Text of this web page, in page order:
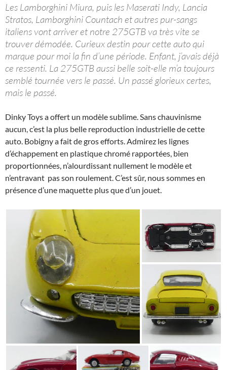
Les Lamborghini Miura, puis les Maserati Indy, Lancia
Stratos, Lamborghini Countach et autres pur-sangs
italiens vont arriver et notre 275GTB va très vite se
trouver démodée. Curieux destin pour cette auto qui
marque pour moi la fin d’une période. Enfant, j’avais déjà
ce ressenti. La 275GTB aussi belle soit-elle m’a toujours
semblé tournée vers le passé. Un passé glorieux certes,
mais le passé.
Dinky Toys a offert un modèle sublime. Sans chauvinisme
aucun, c’est la plus belle reproduction industrielle de cette
auto. Bobigny a fait de gros efforts. Admirez les lignes
d’échappement en plastique chromé rapportées, bien
proportionnées, n’alourdissant nullement le modèle et
n’entravant pas son roulement. C’est sûr, nous sommes en
présence d’une maquette plus que d’un jouet.